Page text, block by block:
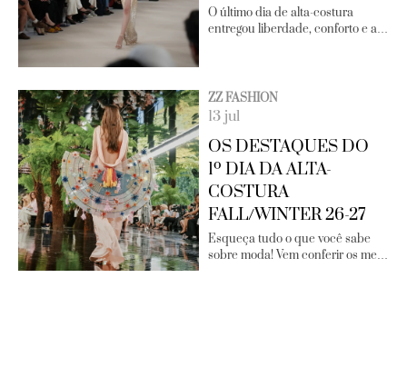
O último dia de alta-costura
entregou liberdade, conforto e a…
ZZ FASHION
13 jul
OS DESTAQUES DO
1º DIA DA ALTA-
COSTURA
FALL/WINTER 26-27
Esqueça tudo o que você sabe
sobre moda! Vem conferir os me…